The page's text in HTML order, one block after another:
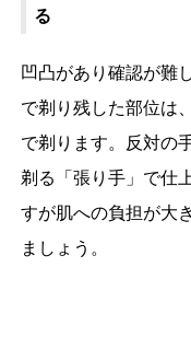
る
凹凸があり確認が難
で剃り残した部位は
で剃ります。反対の
剃る「張り手」で仕
すが肌への負担が大
ましょう。